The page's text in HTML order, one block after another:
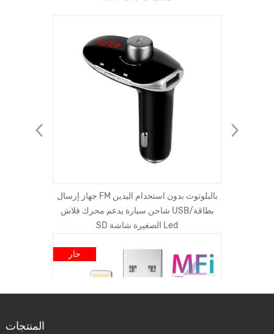
جهاز إرسال FM بالبلوتوث بدون استخدام اليدين
شاحن سيارة يدعم محرك فلاش USB/بطاقة
SD الصغيرة شاشة Led
حار
المنتجات